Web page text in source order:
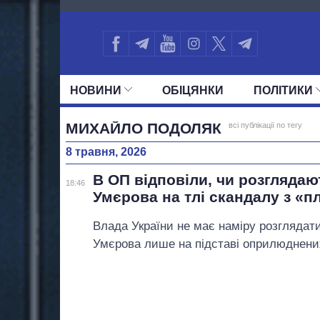
2746
НОВИНИ ОБIЦЯНКИ ПОЛIТИКИ
УСІ ПОЛІТИКИ ПРЕЗИДЕНТ І ОФІС
МИХАЙЛО ПОДОЛЯК всі публікації по тегу
8 травня, 2026
18:46
В ОП відповіли, чи
Умєрова на тлі скандалу з
Влада України не має наміру
Умєрова лише на підставі